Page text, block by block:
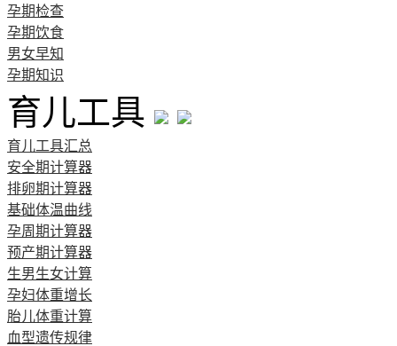
孕期检查
孕期饮食
男女早知
孕期知识
育儿工具
育儿工具汇总
安全期计算器
排卵期计算器
基础体温曲线
孕周期计算器
预产期计算器
生男生女计算
孕妇体重增长
胎儿体重计算
血型遗传规律